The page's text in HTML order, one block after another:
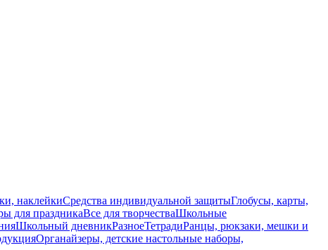
наклейкиСредства индивидуальной защитыГлобусы, карты,
для праздникаВсе для творчестваШкольные
Школьный дневникРазноеТетрадиРанцы, рюкзаки, мешки и
Органайзеры, детские настольные наборы,